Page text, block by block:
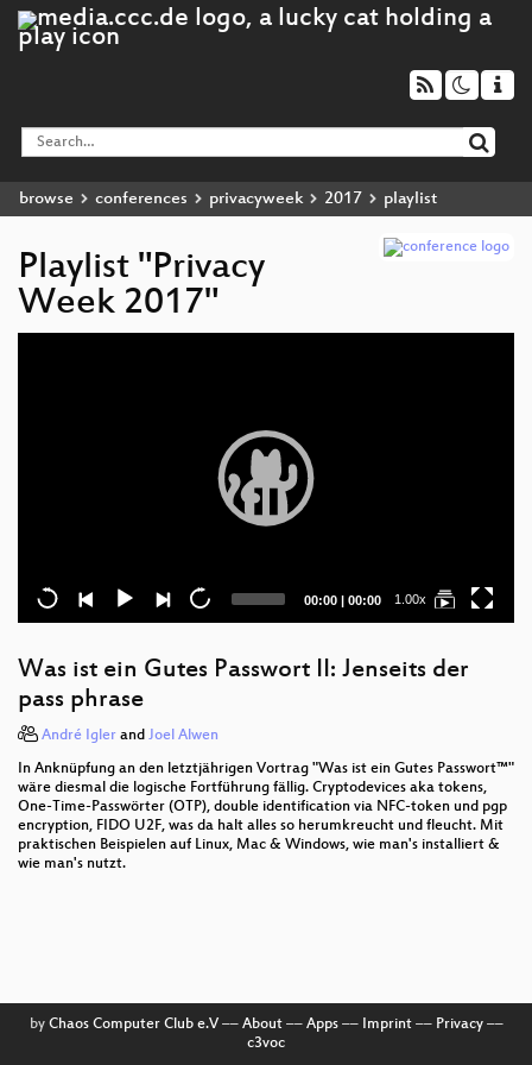
browse conferences privacyweek 2017 playlist
Playlist "Privacy
Week 2017"
Current
00:00 | Total
00:00 1.00x
Was ist ein Gutes Passwort II: Jenseits der
pass phrase
André Igler and Joel Alwen
In Anknüpfung an den letztjährigen Vortrag "Was ist ein Gutes Passwort™"
wäre diesmal die logische Fortführung fällig. Cryptodevices aka tokens,
One-Time-Passwörter (OTP), double identification via NFC-token und pgp
encryption, FIDO U2F, was da halt alles so herumkreucht und fleucht. Mit
praktischen Beispielen auf Linux, Mac & Windows, wie man's installiert &
wie man's nutzt.
by Chaos Computer Club e.V–– About–– Apps–– Imprint–– Privacy––
c3voc